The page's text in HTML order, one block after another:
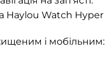
Haylou Watch Hyper
і мобільним: